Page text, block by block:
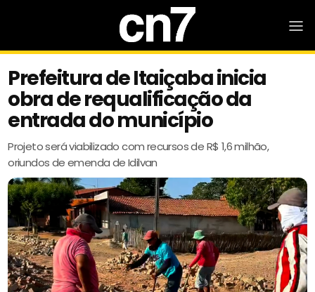
Prefeitura de Itaiçaba inicia
obra de requalificação da
entrada do município
Projeto será viabilizado com recursos de R$ 1,6 milhão,
oriundos de emenda de Idilvan